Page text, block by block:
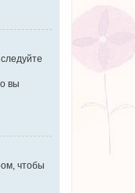
вы
чтобы